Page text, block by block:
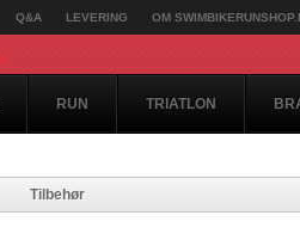
Q&A LEVERING OM
RUN TRIATLON
Tilbehør